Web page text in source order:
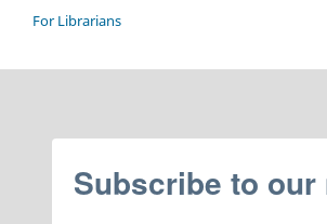
For Librarians